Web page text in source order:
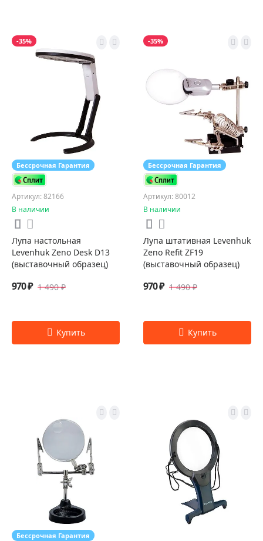
-35%
Бессрочная Гарантия
Артикул: 82166
В наличии
Лупа настольная
Levenhuk Zeno Desk D13
(выставочный образец)
970 ₽ 1 490 ₽
-35%
Бессрочная Гарантия
Артикул: 80012
В наличии
Лупа штативная Levenhuk
Zeno Refit ZF19
(выставочный образец)
970 ₽ 1 490 ₽
Бессрочная Гарантия